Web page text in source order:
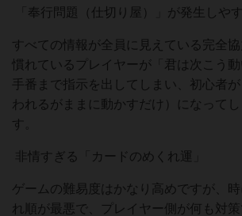
「奉行問題（仕切り屋）」が発生しや
すべての情報が全員に見えている完全協
慣れているプレイヤーが「君は次こう
手番まで指示を出してしまい、初心者
われるがままに動かすだけ）になって
す。
非情すぎる「カードのめくれ運」
ゲームの難易度はかなり高めですが、時
れ順が最悪で、プレイヤー側が何も対